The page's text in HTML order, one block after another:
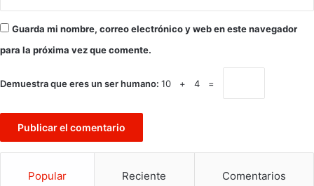
Guarda mi nombre, correo electrónico y web en este navegador
para la próxima vez que comente.
Demuestra que eres un ser humano: 10 + 4 =
Popular Reciente Comentarios